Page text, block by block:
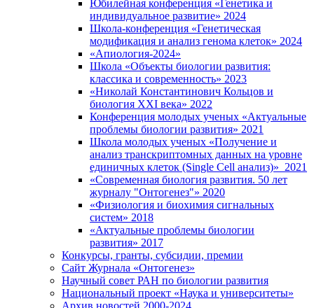
Юбилейная конференция «Генетика и
индивидуальное развитие» 2024
Школа-конференция «Генетическая
модификация и анализ генома клеток» 2024
«Апиология-2024»
Школа «Объекты биологии развития:
классика и современность» 2023
«Николай Константинович Кольцов и
биология XXI века» 2022
Конференция молодых ученых «Актуальные
проблемы биологии развития» 2021
Школа молодых ученых «Получение и
анализ транскриптомных данных на уровне
единичных клеток (Single Cell анализ)» 2021
«Современная биология развития. 50 лет
журналу "Онтогенез"» 2020
«Физиология и биохимия сигнальных
систем» 2018
«Актуальные проблемы биологии
развития» 2017
Конкурсы, гранты, субсидии, премии
Сайт Журнала «Онтогенез»
Научный совет РАН по биологии развития
Национальный проект «Наука и университеты»
Архив новостей 2000-2024